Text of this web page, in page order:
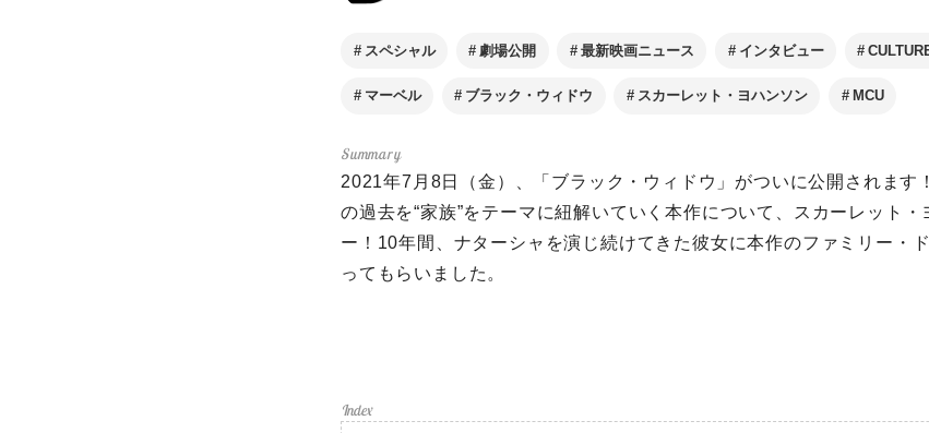
スペシャル 劇場公開 最新映画ニュース インタビュー
マーベル ブラック・ウィドウ スカーレット・ヨハンソン MCU
2021年7月8日（金）、「ブラック・ウィドウ」がついに公開されます
の過去を“家族”をテーマに紐解いていく本作について、スカーレット・
ー！10年間、ナターシャを演じ続けてきた彼女に本作のファミリー・
ってもらいました。